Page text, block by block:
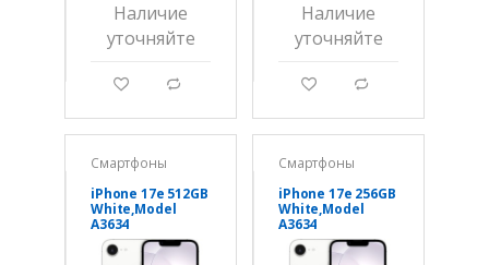
Наличие
уточняйте
g d
Наличие
уточняйте
g d
Смартфоны
iPhone 17e 512GB
White,Model
A3634
Смартфоны
iPhone 17e 256GB
White,Model
A3634